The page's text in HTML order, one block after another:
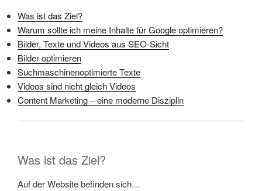
Was ist das Ziel?
Warum sollte ich meine Inhalte für Google optimieren?
Bilder, Texte und Videos aus SEO-Sicht
Bilder optimieren
Suchmaschinenoptimierte Texte
Videos sind nicht gleich Videos
Content Marketing – eine moderne Disziplin
Was ist das Ziel?
Auf der Website befinden sich…